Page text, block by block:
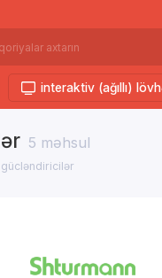
interaktiv (ağıllı)
5 məhsul